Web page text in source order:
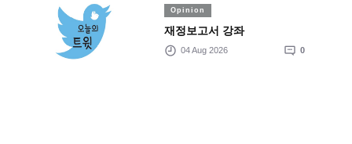
Opinion
재정보고서 강좌
04 Aug 2026 0